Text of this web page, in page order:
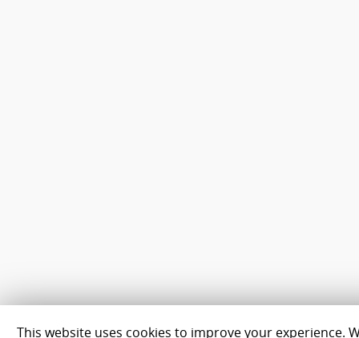
This website uses cookies to improve your experience.